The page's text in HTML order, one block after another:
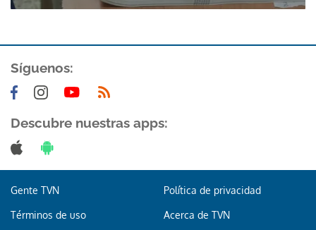
Síguenos:
Descubre nuestras apps:
Gente TVN Política de privacidad
Términos de uso Acerca de TVN